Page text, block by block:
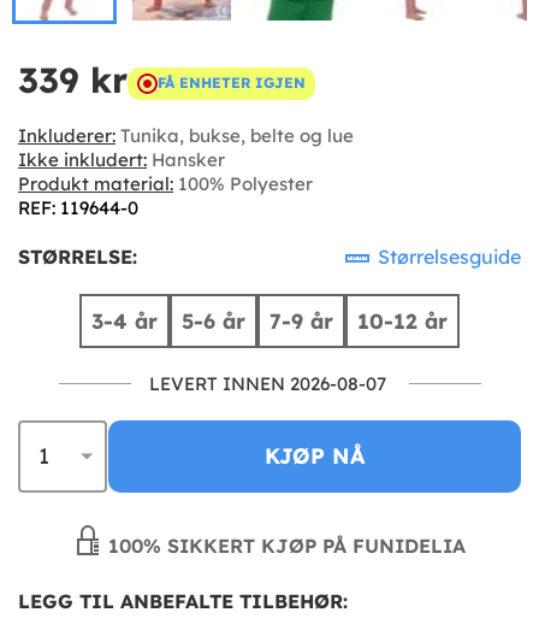
339 kr FÅ ENHETER IGJEN
Inkluderer: Tunika, bukse, belte og lue
Ikke inkludert: Hansker
Produkt material: 100% Polyester
REF: 119644-0
STØRRELSE: Størrelsesguide
3-4 år 5-6 år 7-9 år 10-12 år
LEVERT INNEN 2026-08-07
KJØP NÅ
100% SIKKERT KJØP PÅ FUNIDELIA
LEGG TIL ANBEFALTE TILBEHØR: